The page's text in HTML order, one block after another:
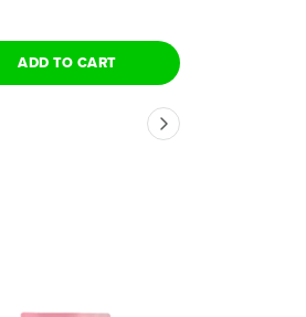
ADD TO CART